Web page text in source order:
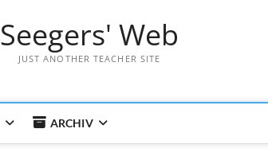
Seegers' Web
JUST ANOTHER TEACHER SITE
ARCHIV